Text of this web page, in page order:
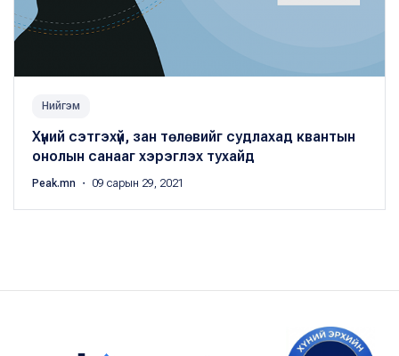
Нийгэм
Хүний сэтгэхүй, зан төлөвийг судлахад квантын
онолын санааг хэрэглэх тухайд
Peak.mn ・ 09 сарын 29, 2021